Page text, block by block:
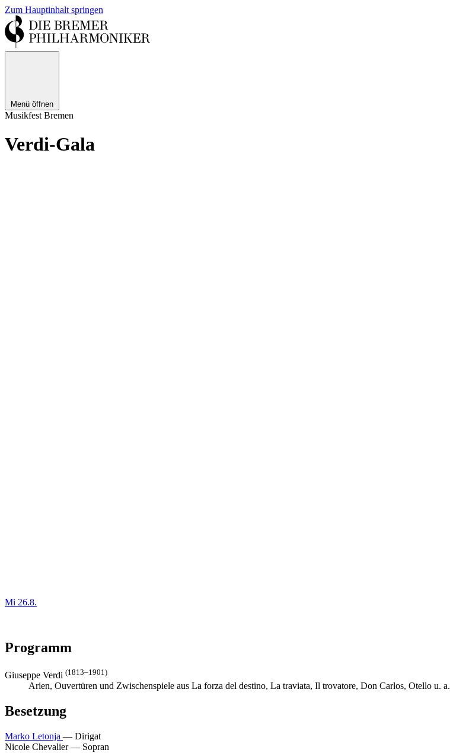
Zum Hauptinhalt springen
Menü öffnen
Musikfest Bremen
Verdi-Gala
Mi 26.8.
Programm
Giuseppe Verdi (1813–1901)
Arien, Ouvertüren und Zwischenspiele aus La forza del destino, La traviata, Il trovatore, Don Carlos, Otello u. a.
Besetzung
Marko Letonja — Dirigat
Nicole Chevalier— Sopran